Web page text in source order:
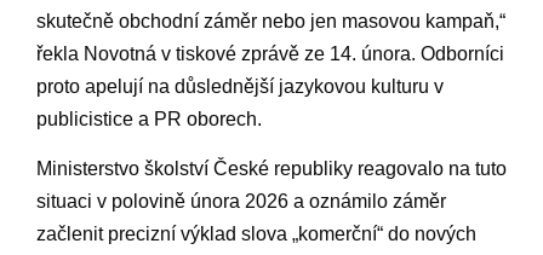
skutečně obchodní záměr nebo jen masovou kampaň,“
⁤řekla ⁢Novotná v tiskové zprávě ze 14. února. Odborníci
‍proto apelují na důslednější jazykovou kulturu v
publicistice a PR oborech.
Ministerstvo školství České republiky reagovalo na ⁤tuto
situaci v ⁢polovině února 2026 a oznámilo záměr
začlenit precizní⁣ výklad slova „komerční“ do nových